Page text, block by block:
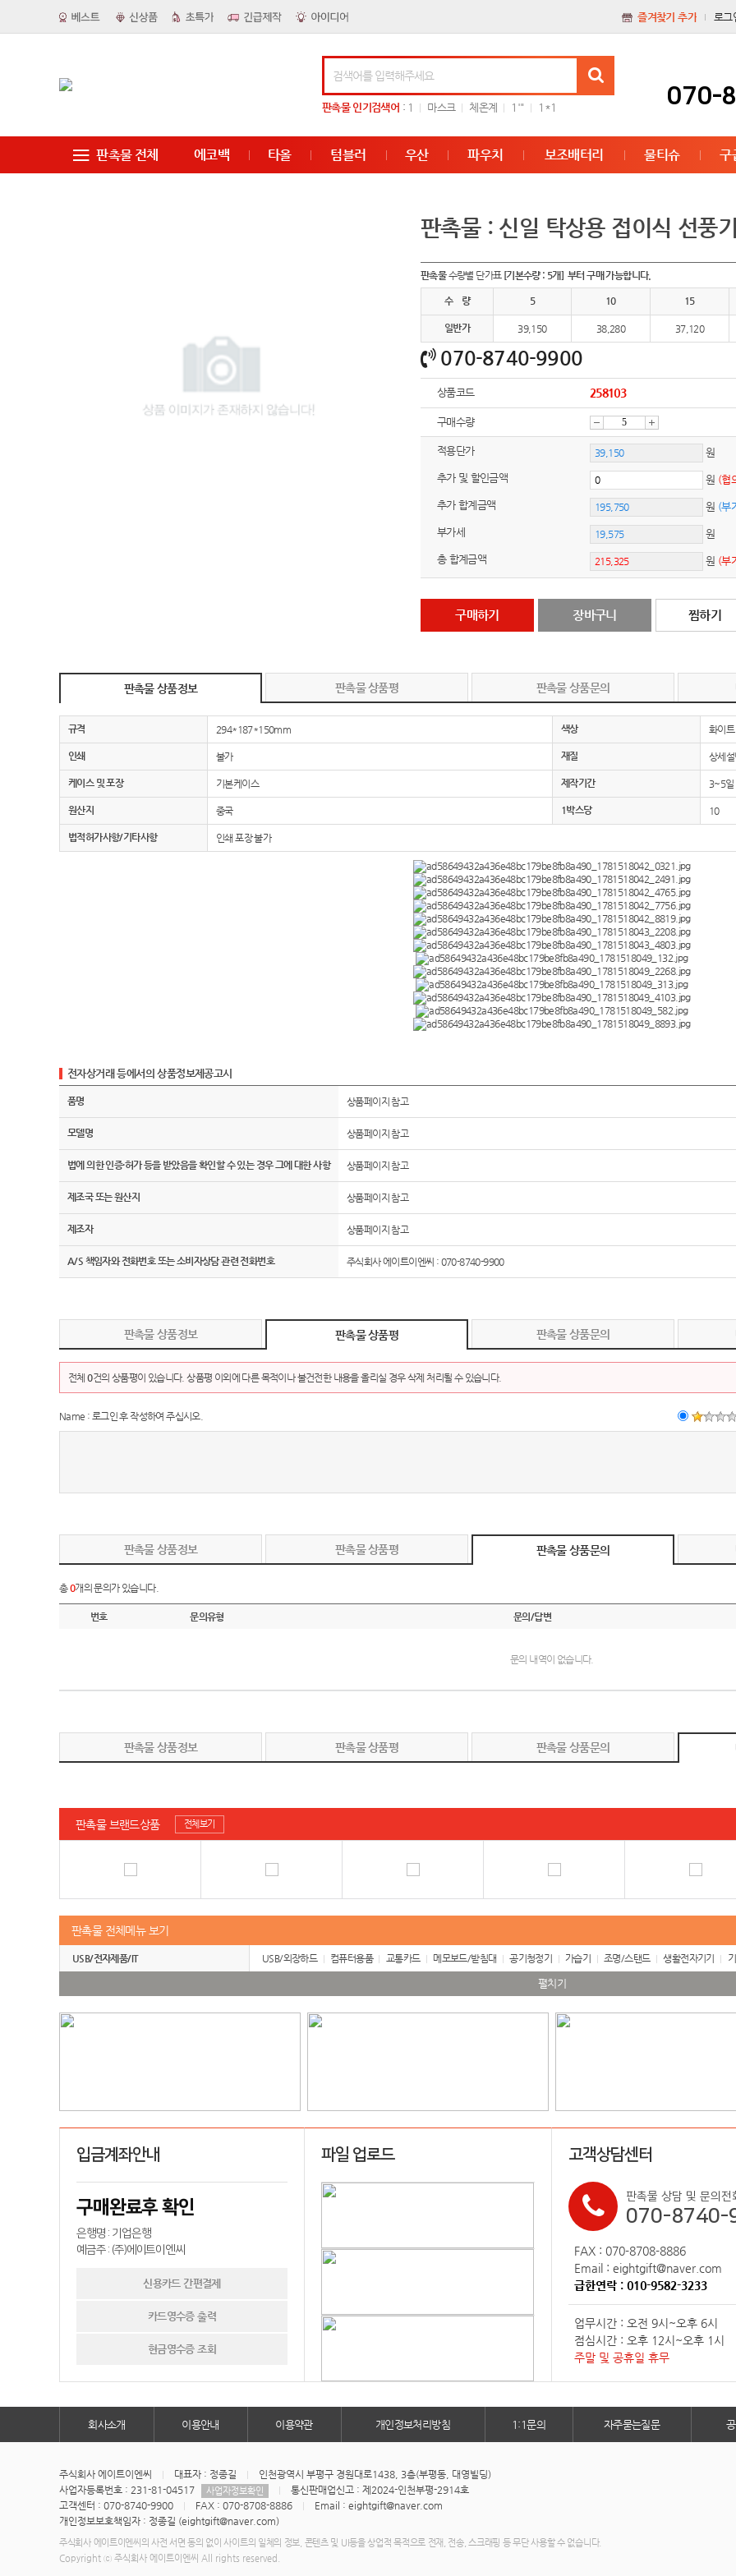
즐겨찾기 추가 로그
판촉물인기검색어 : 1 마스크 체온계 1'" 1*1 070-
판촉물 전체 에코백 타올 텀블러 우산 파우치 보조배터리 물티슈 구
판촉물 : 신일 탁상용 접이식 선풍
판촉물수량별 단가표 [기본수량 : 5개] 부터 구매 가능합니다.
수 량 5 10 15
일반가 39,150 38,280 37,120
070-8740-9900
상품코드 258103
구매수량
감
소
증
가
적용단가 원
추가 및 할인금액 원 (협
추가 합계금액 원 (부
부가세 원
총 합계금액 원 (부
구매하기 장바구니 찜하기
판촉물 상품정보 판촉물 상품평 판촉물 상품문의
규격 294*187*150mm 색상 화이트
인쇄 불가 재질 상세
케이스 및 포장 기본케이스 제작기간 3~5일
원산지 중국 1박스당 10
법적허가사항/기타사항 인쇄 포장 불가
전자상거래 등에서의 상품정보제공고시
품명 상품페이지 참고
모델명 상품페이지 참고
법에 의한 인증·허가 등을 받았음을 확인할 수 있는 경우 그에 대한 사항 상품페이지 참고
제조국 또는 원산지 상품페이지 참고
제조자 상품페이지 참고
A/S 책임자와 전화번호 또는 소비자상담 관련 전화번호 주식회사 에이트이엔씨 : 070-8740-9900
판촉물 상품정보 판촉물 상품평 판촉물 상품문의
전체0건의 상품평이 있습니다. 상품평 이외에 다른 목적이나 불건전한 내용을 올리실 경우 삭제 처리될 수 있습니다.
Name : 로그인 후 작성하여 주십시오.
판촉물 상품정보 판촉물 상품평 판촉물 상품문의
총0개의 문의가 있습니다.
번호 문의유형 문의/답변
문의 내역이 없습니다.
판촉물 상품정보 판촉물 상품평 판촉물 상품문의
판촉물 브랜드상품 전체보기
판촉물 전체메뉴 보기
USB/전자제품/IT USB/외장하드 컴퓨터용품 교통카드 메모보드/받침대 공기청정기 가습기 조명/스탠드 생활전자기기
펼치기
입금계좌안내
구매완료후 확인
은행명 : 기업은행
예금주 : (주)에이트이엔씨
신용카드 간편결제
카드영수증 출력
현금영수증 조회
파일 업로드 고객상담센터
판촉물 상담 및 문의전
070-8740-
FAX : 070-8708-8886
Email : eightgift@naver.com
급한연락 : 010-9582-3233
업무시간 : 오전 9시~오후 6시
점심시간 : 오후 12시~오후 1시
주말 및 공휴일 휴무
회사소개 이용안내 이용약관 개인정보처리방침 1:1문의 자주묻는질문
주식회사 에이트이엔씨 대표자 : 정종길
인천광역시 부평구 경원대로1438, 3층(부평동, 대영빌딩)
사업자등록번호 : 231-81-04517
사업자정보확인
통신판매업신고 : 제2024-인천부평-2914호
고객센터 : 070-8740-9900
FAX : 070-8708-8886
Email : eightgift@naver.com
개인정보보호책임자 : 정종길 (eightgift@naver.com)
주식회사 에이트이엔씨의 사전 서면 동의 없이 사이트의 일체의 정보, 콘텐츠 및 UI등을 상업적 목적으로 전재, 전송, 스크래핑 등 무단 사용할 수 없습니다.
Copyright ⓒ 주식회사 에이트이엔씨 All rights reserved.